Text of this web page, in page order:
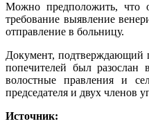
Можно предположить, что
требование выявление
отправление в больницу.
Документ, подтверждающий
попечителей был разослан
волостные правления и
председателя и двух членов
Источник: